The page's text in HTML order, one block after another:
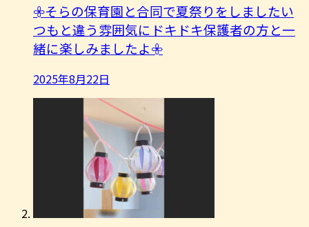
𖧷そらの保育園と合同で夏祭りをしましたい
つもと違う雰囲気にドキドキ保護者の方と一
緒に楽しみましたよ︎𖧷
2025年8月22日